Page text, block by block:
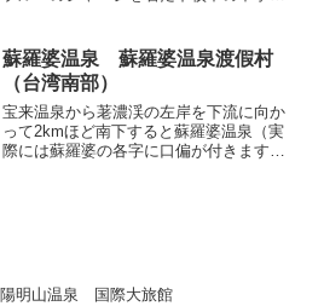
は、二言三言お喋りを交わしてから下車
してゆきます。20分弱...
蘇羅婆温泉 蘇羅婆温泉渡假村
（台湾南部）
宝来温泉から荖濃渓の左岸を下流に向か
って2kmほど南下すると蘇羅婆温泉（実
際には蘇羅婆の各字に口偏が付きます）
陽明山温泉 国際大旅館